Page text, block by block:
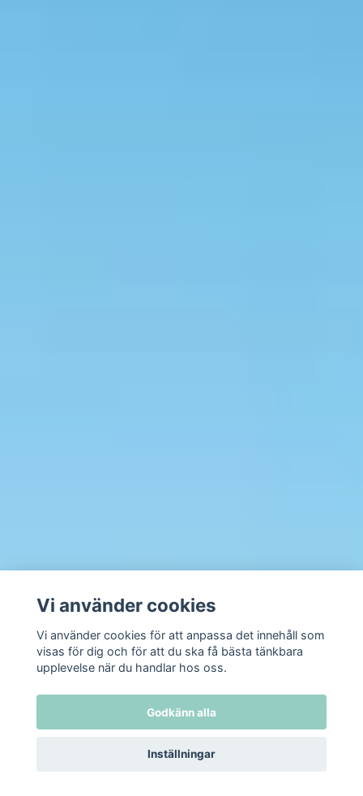
Vi använder cookies
Vi använder cookies för att anpassa det innehåll som
visas för dig och för att du ska få bästa tänkbara
upplevelse när du handlar hos oss.
Godkänn alla
Inställningar